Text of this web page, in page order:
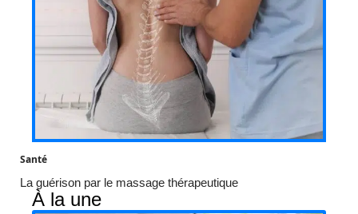
Santé
La guérison par le massage thérapeutique
À la une